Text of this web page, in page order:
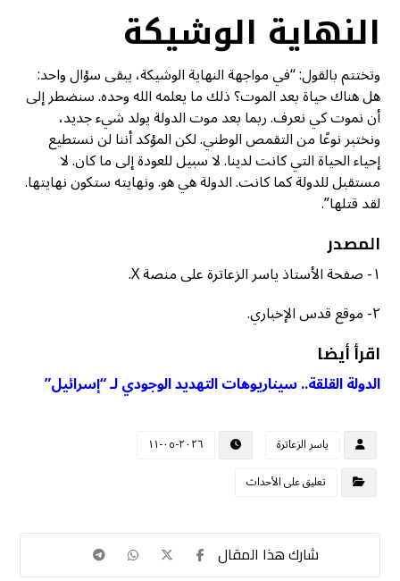
النهاية الوشيكة
وتختتم بالقول: “في مواجهة النهاية الوشيكة، يبقى سؤال واحد:
هل هناك حياة بعد الموت؟ ذلك ما يعلمه الله وحده. سنضطر إلى
أن نموت كي نعرف. ربما بعد موت الدولة يولد شيء جديد،
ونختبر نوعًا من التقمص الوطني. لكن المؤكد أننا لن نستطيع
إحياء الحياة التي كانت لدينا. لا سبيل للعودة إلى ما كان. لا
مستقبل للدولة كما كانت. الدولة هي هو. ونهايته ستكون نهايتها.
لقد قتلها”.
المصدر
١- صفحة الأستاذ ياسر الزعاترة على منصة X.
٢- موقع قدس الإخباري.
اقرأ أيضا
الدولة القلقة.. سيناريوهات التهديد الوجودي لـ “إسرائيل”
ياسر الزعاترة
٢٠٢٦-٠٥-١١
تعليق على الأحداث